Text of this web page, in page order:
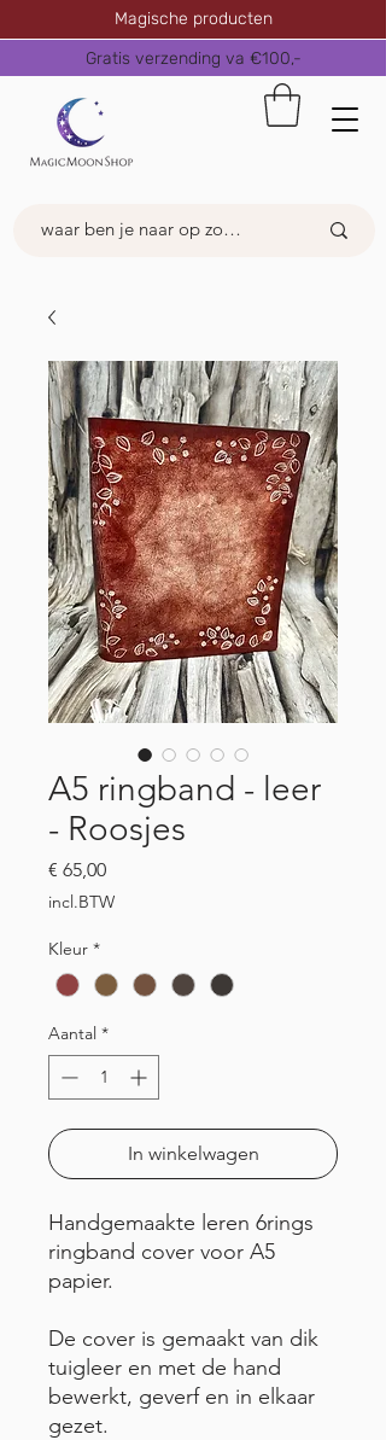
Magische producten
Gratis verzending va €100,-
A5 ringband - leer
- Roosjes
€ 65,00Prijs
incl.BTW
Kleur *
Aantal *
In winkelwagen
Handgemaakte leren 6rings
ringband cover voor A5
papier.
De cover is gemaakt van dik
tuigleer en met de hand
bewerkt, geverf en in elkaar
gezet.